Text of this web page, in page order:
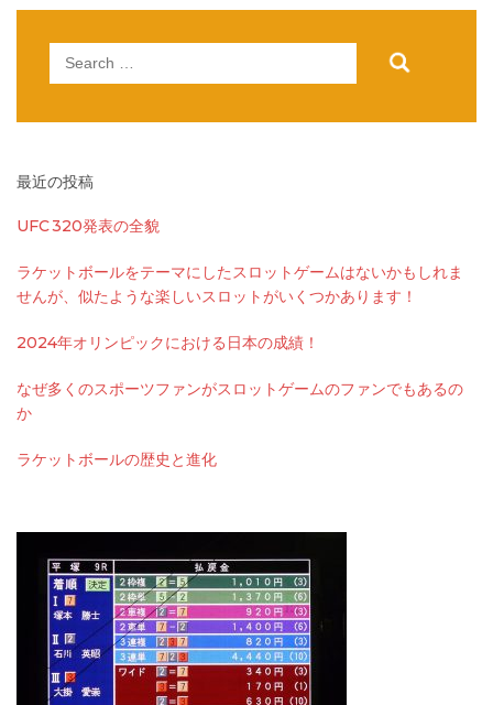
Search
最近の投稿
UFC 320発表の全貌
ラケットボールをテーマにしたスロットゲームはないかもしれま
せんが、似たような楽しいスロットがいくつかあります！
2024年オリンピックにおける日本の成績！
なぜ多くのスポーツファンがスロットゲームのファンでもあるの
か
ラケットボールの歴史と進化